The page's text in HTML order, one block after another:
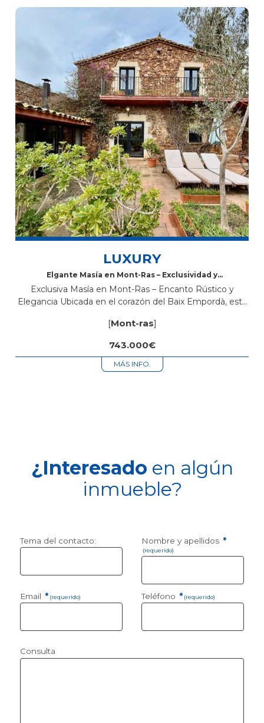
LUXURY
Elgante Masía en Mont-Ras – Exclusividad y
Exclusiva Masía en Mont-Ras – Encanto Rústico y
Elegancia Ubicada en el corazón del Baix Empordà, esta
auténtico de la arquitectura tradicional...
[Mont-ras]
743.000€
MÁS INFO.
¿Interesado en algún
inmueble?
Tema del contacto: Nombre y apellidos *
(requerido)
Email * (requerido) Teléfono * (requerido)
Consulta